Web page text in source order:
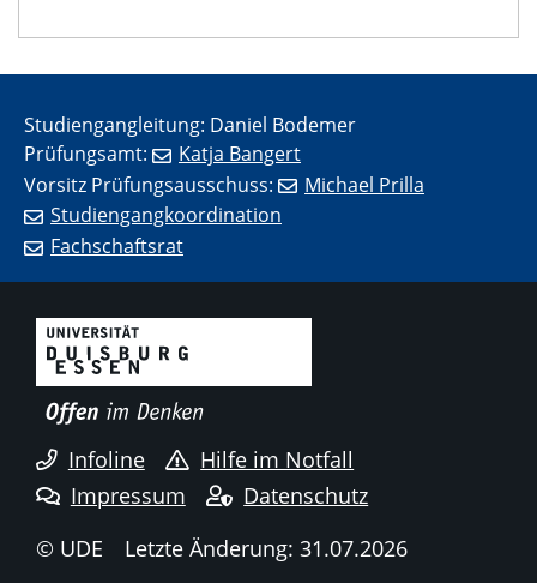
Studiengangleitung: Daniel Bodemer
Prüfungsamt:
Katja Bangert
Vorsitz Prüfungsausschuss:
Michael Prilla
Studiengangkoordination
Fachschaftsrat
Infoline
Hilfe im Notfall
Impressum
Datenschutz
© UDE
Letzte Änderung: 31.07.2026